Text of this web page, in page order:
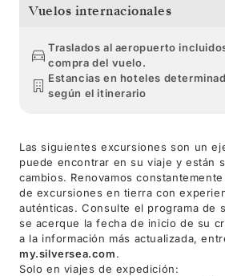
Vuelos internacionales
Traslados al aeropuerto
compra del vuelo.
Estancias en hoteles
según el itinerario
Las siguientes excursiones son un
puede encontrar en su viaje y están
cambios. Renovamos
de excursiones en tierra con
auténticas. Consulte el programa de
se acerque la fecha de inicio de su
a la información más actualizada,
my.silversea.com.
Solo en viajes de expedición: